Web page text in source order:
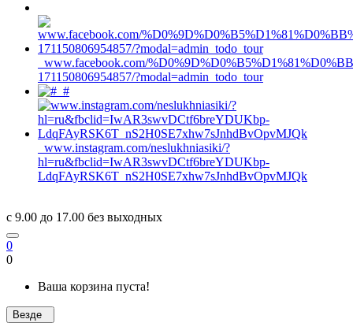
www.facebook.com/
171150806954857/?modal=admin_todo_tour
#
www.instagram.com/neslukhniasiki/?
hl=ru&fbclid=IwAR3swvDCtf6breYDUKbp-
LdqFAyRSK6T_nS2H0SE7xhw7sJnhdBvOpvMJQk
c 9.00 до 17.00 без выходных
0
0
Ваша корзина пуста!
Везде